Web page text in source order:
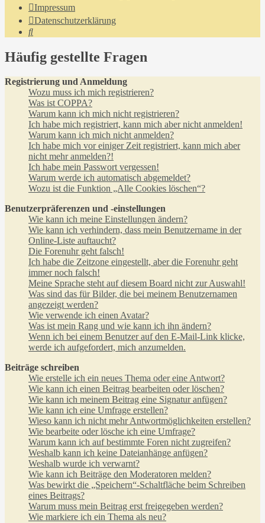
Impressum
Datenschutzerklärung
Suche
Häufig gestellte Fragen
Registrierung und Anmeldung
Wozu muss ich mich registrieren?
Was ist COPPA?
Warum kann ich mich nicht registrieren?
Ich habe mich registriert, kann mich aber nicht anmelden!
Warum kann ich mich nicht anmelden?
Ich habe mich vor einiger Zeit registriert, kann mich aber
nicht mehr anmelden?!
Ich habe mein Passwort vergessen!
Warum werde ich automatisch abgemeldet?
Wozu ist die Funktion „Alle Cookies löschen“?
Benutzerpräferenzen und -einstellungen
Wie kann ich meine Einstellungen ändern?
Wie kann ich verhindern, dass mein Benutzername in der
Online-Liste auftaucht?
Die Forenuhr geht falsch!
Ich habe die Zeitzone eingestellt, aber die Forenuhr geht
immer noch falsch!
Meine Sprache steht auf diesem Board nicht zur Auswahl!
Was sind das für Bilder, die bei meinem Benutzernamen
angezeigt werden?
Wie verwende ich einen Avatar?
Was ist mein Rang und wie kann ich ihn ändern?
Wenn ich bei einem Benutzer auf den E-Mail-Link klicke,
werde ich aufgefordert, mich anzumelden.
Beiträge schreiben
Wie erstelle ich ein neues Thema oder eine Antwort?
Wie kann ich einen Beitrag bearbeiten oder löschen?
Wie kann ich meinem Beitrag eine Signatur anfügen?
Wie kann ich eine Umfrage erstellen?
Wieso kann ich nicht mehr Antwortmöglichkeiten erstellen?
Wie bearbeite oder lösche ich eine Umfrage?
Warum kann ich auf bestimmte Foren nicht zugreifen?
Weshalb kann ich keine Dateianhänge anfügen?
Weshalb wurde ich verwarnt?
Wie kann ich Beiträge den Moderatoren melden?
Was bewirkt die „Speichern“-Schaltfläche beim Schreiben
eines Beitrags?
Warum muss mein Beitrag erst freigegeben werden?
Wie markiere ich ein Thema als neu?